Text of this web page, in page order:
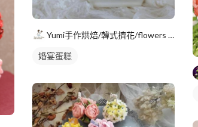
Yumi手作烘焙/韓式擠花/flowers cake/香氛蠟
婚宴蛋糕